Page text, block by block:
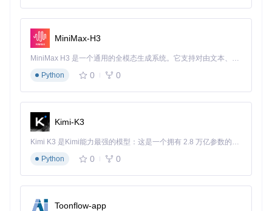
场景化功能应用技巧
移动办公场景的续航优化方案
在外出办公时，通过以下设置组合可延长电池使用时间：
切换至 Eco显卡模式（仅使用集成显卡）
设置充电阈值为60%（减少电池循环损耗）
启用静音性能模式（限制CPU功耗至30W）
将屏幕刷新率调整为
硬件状态监控面板
运行3A游戏时的最佳配置组合：
MiniMax-H3
MiniMax H3 是一个通用的全模态生成系统。它支持对由文本、图像、视频和音频组成的多模态上下文进行统一理解，并能生成分辨率高达 2K、时长可达 15 秒的带原生立体声音频的视频。得益于面向任务泛化的系统设计，H3 在预训练阶段就已具备广泛的多模态上下文理解与生成能力，能够出色地执行复杂的多模态指令。
Python
0 0
Kimi-K3
Kimi K3 是Kimi能力最强的模型：这是一个拥有 2.8 万亿参数的混合专家（MoE）模型，具备原生视觉理解能力，并支持 100 万 token 的上下文窗口。
Python
0 0
Toonflow-app